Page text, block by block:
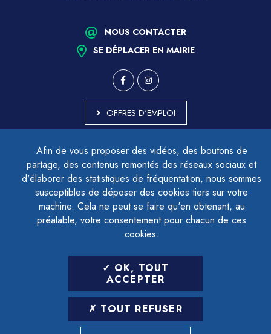
Afin de vous proposer des vidéos, des boutons de
partage, des contenus remontés des réseaux sociaux et
d'élaborer des statistiques de fréquentation, nous sommes
susceptibles de déposer des cookies tiers sur votre
machine. Cela ne peut se faire qu'en obtenant, au
préalable, votre consentement pour chacun de ces
cookies.
OK, TOUT
ACCEPTER
TOUT REFUSER
NOUS CONTACTER
SE DÉPLACER EN MAIRIE
OFFRES D'EMPLOI
ACCESSIBILITÉ - PARTIELLEMENT CONFORME
PLAN DU SITE
MENTIONS LÉGALES
CONTACTER LE DÉLÉGUÉ À LA PROTECTION DES DONNÉES
GESTION DES COOKIES
LETTRE D'INFORMATION
SAISIR VOTRE ADRESSE E-MAIL
POUR VOUS INSCRIRE :
ARCHIVES DÉSINSCRIPTION